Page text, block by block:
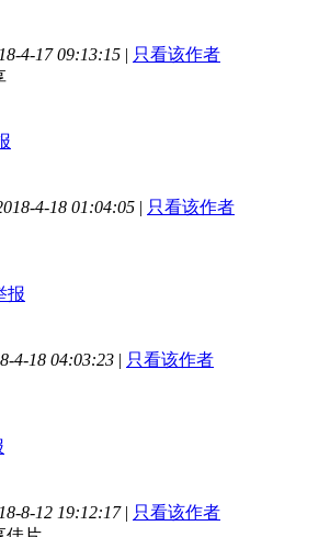
4-17 09:13:15 | 只看该作者
4-18 01:04:05 | 只看该作者
报
4-18 04:03:23 | 只看该作者
8-12 19:12:17 | 只看该作者